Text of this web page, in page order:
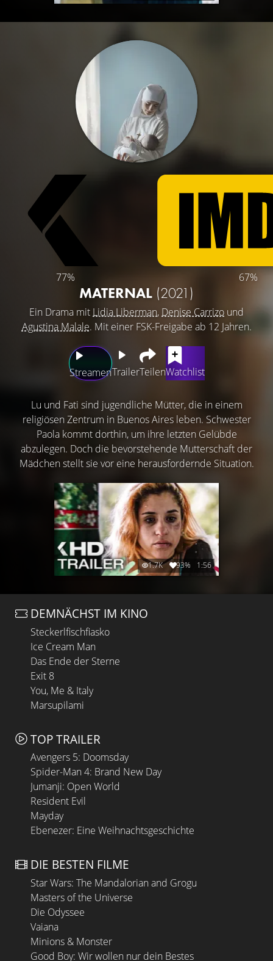
77% 67%
MATERNAL (2021)
Ein Drama mit Lidia Liberman, Denise Carrizo und
Agustina Malale. Mit einer FSK-Freigabe ab 12 Jahren.
StreamenTrailerTeilenWatchlist
Lu und Fati sind jugendliche Mütter, die in einem
religiösen Zentrum in Buenos Aires leben. Schwester
Paola kommt dorthin, um ihre letzten Gelübde
abzulegen. Doch die bevorstehende Mutterschaft der
Mädchen stellt sie vor eine herausfordernde Situation.
1.7K 93% 1:56
DEMNÄCHST IM KINO
Steckerlfischfiasko
Ice Cream Man
Das Ende der Sterne
Exit 8
You, Me & Italy
Marsupilami
TOP TRAILER
Avengers 5: Doomsday
Spider-Man 4: Brand New Day
Jumanji: Open World
Resident Evil
Mayday
Ebenezer: Eine Weihnachtsgeschichte
DIE BESTEN FILME
Star Wars: The Mandalorian and Grogu
Masters of the Universe
Die Odyssee
Vaiana
Minions & Monster
Good Boy: Wir wollen nur dein Bestes